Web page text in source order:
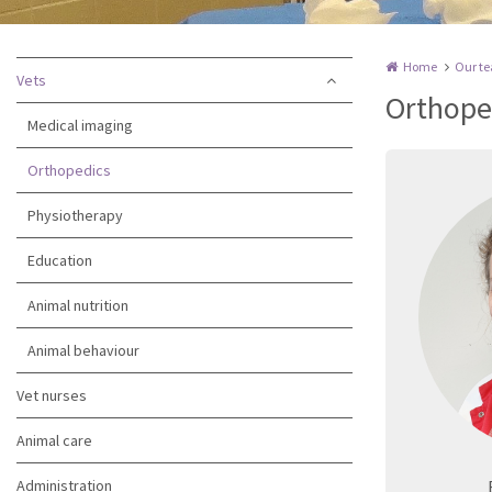
Vets
Medical imaging
Orthopedics
Physiotherapy
Education
Animal nutrition
Animal behaviour
Vet nurses
Animal care
Administration
Home Our